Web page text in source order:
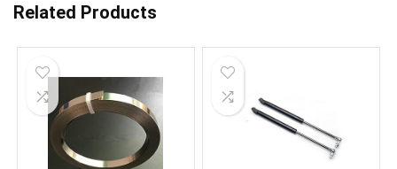
Related Products